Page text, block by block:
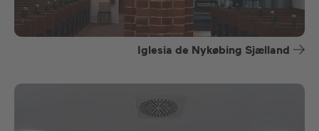
Iglesia de Nykøbing Sjælland